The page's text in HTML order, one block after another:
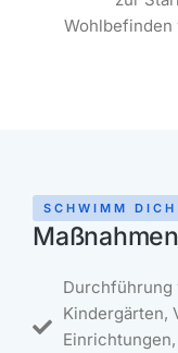
Wohlbefinden
SCHWIMM
Maßnahmen
Durchführung
Kindergärten,